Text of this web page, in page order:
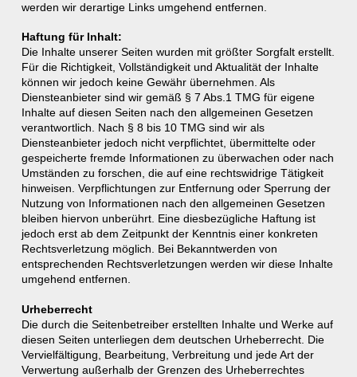
werden wir derartige Links umgehend entfernen.
Haftung für Inhalt:
Die Inhalte unserer Seiten wurden mit größter Sorgfalt erstellt.
Für die Richtigkeit, Vollständigkeit und Aktualität der Inhalte
können wir jedoch keine Gewähr übernehmen. Als
Diensteanbieter sind wir gemäß § 7 Abs.1 TMG für eigene
Inhalte auf diesen Seiten nach den allgemeinen Gesetzen
verantwortlich. Nach § 8 bis 10 TMG sind wir als
Diensteanbieter jedoch nicht verpflichtet, übermittelte oder
gespeicherte fremde Informationen zu überwachen oder nach
Umständen zu forschen, die auf eine rechtswidrige Tätigkeit
hinweisen. Verpflichtungen zur Entfernung oder Sperrung der
Nutzung von Informationen nach den allgemeinen Gesetzen
bleiben hiervon unberührt. Eine diesbezügliche Haftung ist
jedoch erst ab dem Zeitpunkt der Kenntnis einer konkreten
Rechtsverletzung möglich. Bei Bekanntwerden von
entsprechenden Rechtsverletzungen werden wir diese Inhalte
umgehend entfernen.
Urheberrecht
Die durch die Seitenbetreiber erstellten Inhalte und Werke auf
diesen Seiten unterliegen dem deutschen Urheberrecht. Die
Vervielfältigung, Bearbeitung, Verbreitung und jede Art der
Verwertung außerhalb der Grenzen des Urheberrechtes